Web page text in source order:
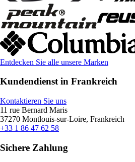
Entdecken Sie alle unsere Marken
Kundendienst in Frankreich
Kontaktieren Sie uns
11 rue Bernard Maris
37270 Montlouis-sur-Loire, Frankreich
+33 1 86 47 62 58
Sichere Zahlung